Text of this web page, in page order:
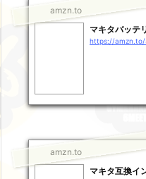
amzn.to
マキタバッテ
https://amzn.to/
amzn.to
マキタ互換イ